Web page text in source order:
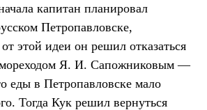
капитан планировал
Петропавловске,
этой идеи он решил отказаться
мореходом Я. И. Сапожниковым —
еды в Петропавловске мало
Тогда Кук решил вернуться